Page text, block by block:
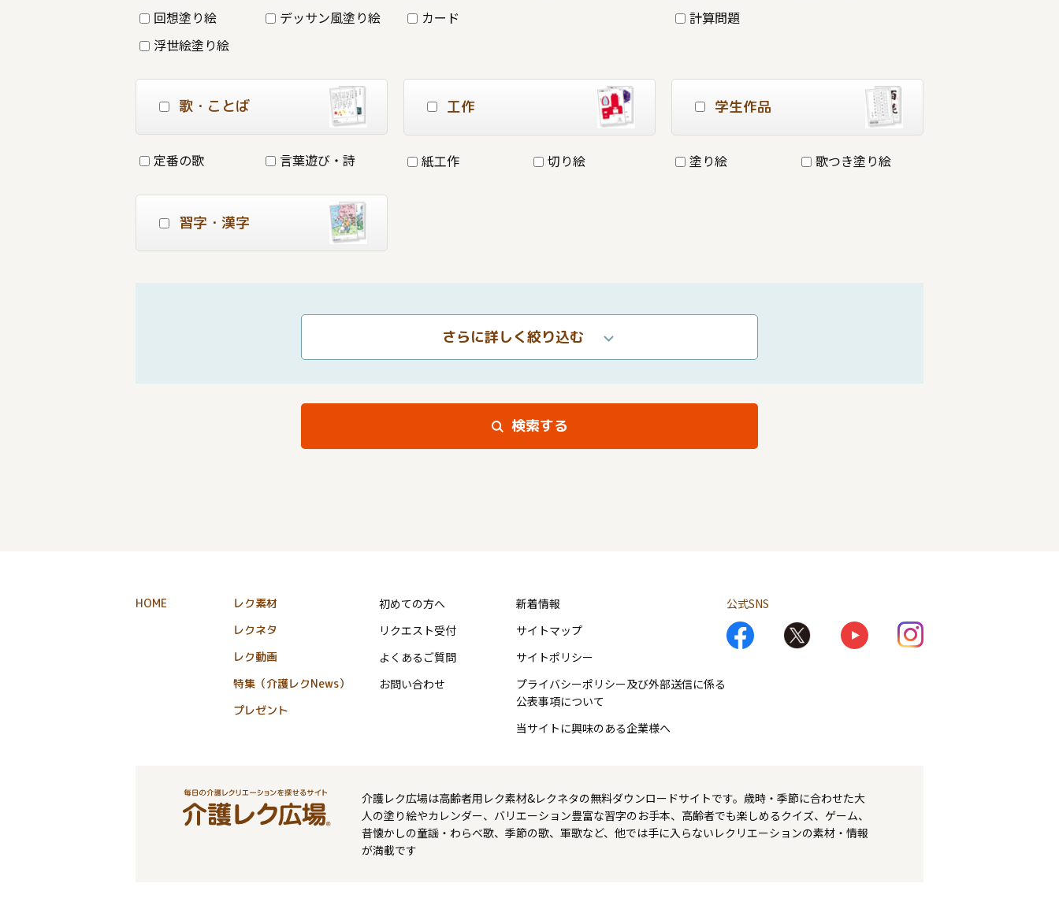
回想塗り絵
デッサン風塗り絵
浮世絵塗り絵
カード
計算問題
歌・ことば
定番の歌 言葉遊び・詩
工作
紙工作 切り絵
学生作品
塗り絵 歌つき塗り絵
習字・漢字
さらに詳しく絞り込む
検索する
HOME
レク素材
レクネタ
レク動画
特集（介護レクNews）
プレゼント
初めての方へ
リクエスト受付
よくあるご質問
お問い合わせ
新着情報
サイトマップ
サイトポリシー
プライバシーポリシー及び外部送信に係る
公表事項について
当サイトに興味のある企業様へ
公式SNS
介護レク広場は高齢者用レク素材&レクネタの無料ダウンロードサイトです。歳時・季節に合わせた大
人の塗り絵やカレンダー、バリエーション豊富な習字のお手本、高齢者でも楽しめるクイズ、ゲーム、
昔懐かしの童謡・わらべ歌、季節の歌、軍歌など、他では手に入らないレクリエーションの素材・情報
が満載です